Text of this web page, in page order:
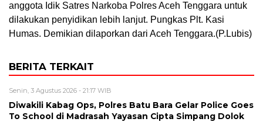
anggota Idik Satres Narkoba Polres Aceh Tenggara untuk
dilakukan penyidikan lebih lanjut. Pungkas Plt. Kasi
Humas. Demikian dilaporkan dari Aceh Tenggara.(P.Lubis)
BERITA TERKAIT
Senin, 3 Agustus 2026 - 21:17 WIB
Diwakili Kabag Ops, Polres Batu Bara Gelar Police Goes
To School di Madrasah Yayasan Cipta Simpang Dolok